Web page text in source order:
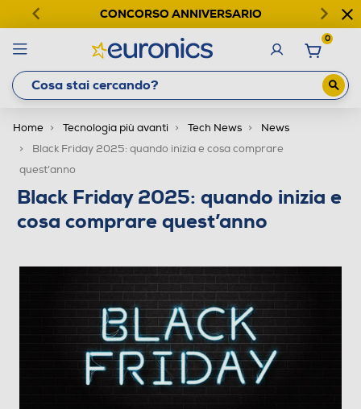
CONCORSO ANNIVERSARIO
0
Home Tecnologia più avanti Tech News
News
Black Friday 2025: quando inizia e cosa comprare
quest’anno
Black Friday 2025: quando inizia e
cosa comprare quest’anno